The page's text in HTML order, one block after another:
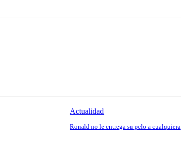
Actualidad
Ronald no le entrega su pelo a cualquiera